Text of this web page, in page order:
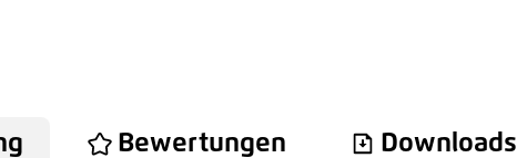
Bewertungen Downloads